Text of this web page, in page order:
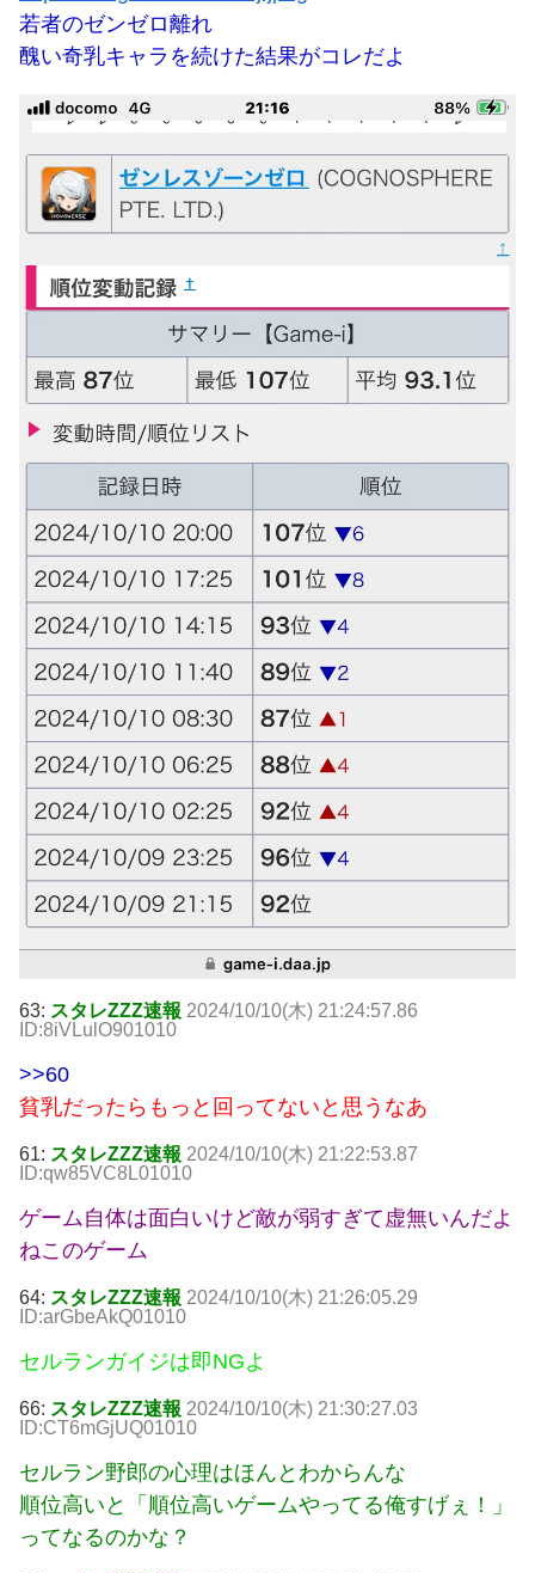
若者のゼンゼロ離れ
醜い奇乳キャラを続けた結果がコレだよ
63: スタレZZZ速報 2024/10/10(木) 21:24:57.86
ID:8iVLulO901010
>>60
貧乳だったらもっと回ってないと思うなあ
61: スタレZZZ速報 2024/10/10(木) 21:22:53.87
ID:qw85VC8L01010
ゲーム自体は面白いけど敵が弱すぎて虚無いんだよ
ねこのゲーム
64: スタレZZZ速報 2024/10/10(木) 21:26:05.29
ID:arGbeAkQ01010
セルランガイジは即NGよ
66: スタレZZZ速報 2024/10/10(木) 21:30:27.03
ID:CT6mGjUQ01010
セルラン野郎の心理はほんとわからんな
順位高いと「順位高いゲームやってる俺すげぇ！」
ってなるのかな？